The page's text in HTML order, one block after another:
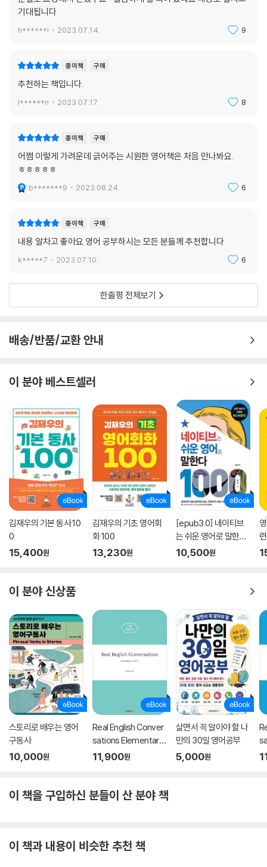
DAY 050 관행에 대해 자연스럽게 말하기
I want to get better at golf.
DAY 053 전치사 for 다양하게 활용하기
Daiso has pretty good products for its low prices.
DAY 054 전치사 over 다양하게 활용하기
Let’s catch up over lunch.
DAY 055 동사 swing을 이용해 잠시 들르는 상황 표현하기
Swing by my place for coffee before work.
I’m afraid I already have plans.
DAY 057 돈이 부족한 상황 표현하기
I have a lot on my plate at work, but it’s nothing I can’t handle.
DAY 060 동사 call을 이용해 당위성 전달하기
That calls for a party!
DAY 061 ‘못 알아들었다’를 다양하게 표현하기
I’m sorry. I didn’t catch that.
DAY 062 No wonder를 이용해 판단의 근거 말하기
No wonder you look so refreshed.
DAY 064 by the way 제대로 활용하기
New Year’s is just around the corner.
Are you going to your parent’s house, by the way?
DAY 065 aware의 미묘한 의미 차이 이해하기
I wasn’t aware of the time.
DAY 066 전화 통화 자연스럽게 마무리하기
I think I will have to let you go.
DAY 067 away를 이용해 시간적 여유 나타내기
DAY 068 지연되는 상황에 대해 말하기
DAY 069 적극적으로 공감 표현하기
That’s for sure.
기대됩니다
h******i 2023.07.14. 9
종이책 구매
추천하는 책입니다.
l******n 2023.07.17. 8
종이책 구매
어쩜 이렇게 가려운데 긁어주는 시원한 영어책은 처음 만나봐요.
ㅎㅎㅎㅎㅎ
b*******9 2023.08.24. 6
종이책 구매
내용 알차고 좋아요 영어 공부하시는 모든 분들께 추천합니다
k*****7 2023.07.10. 6
한줄평 전체보기
배송/반품/교환 안내
이 분야 베스트셀러
김재우의 기본 동사 10
0
15,400원
김재우의 기초 영어회
화 100
13,230원
[epub3.0] 네이티브
는 쉬운 영어로 말한다
-1000문장 편
10,500원
이 분야 신상품
스토리로 배우는 영어
구동사
10,000원
Real English Conver
sations Elementary
Level 1-1
11,900원
살면서 꼭 알아야 할 나
만의 30일 영어공부
5,000원
이 책을 구입하신 분들이 산 분야 책
이 책과 내용이 비슷한 추천 책